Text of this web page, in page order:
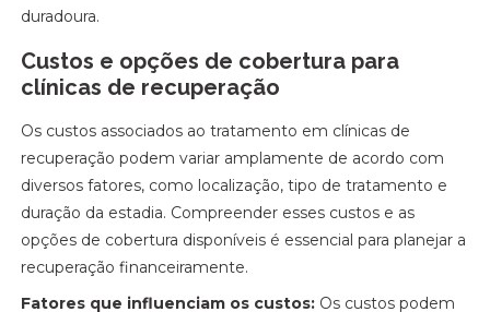
duradoura.
Custos e opções de cobertura para
clínicas de recuperação
Os custos associados ao tratamento em clínicas de
recuperação podem variar amplamente de acordo com
diversos fatores, como localização, tipo de tratamento e
duração da estadia. Compreender esses custos e as
opções de cobertura disponíveis é essencial para planejar a
recuperação financeiramente.
Fatores que influenciam os custos: Os custos podem